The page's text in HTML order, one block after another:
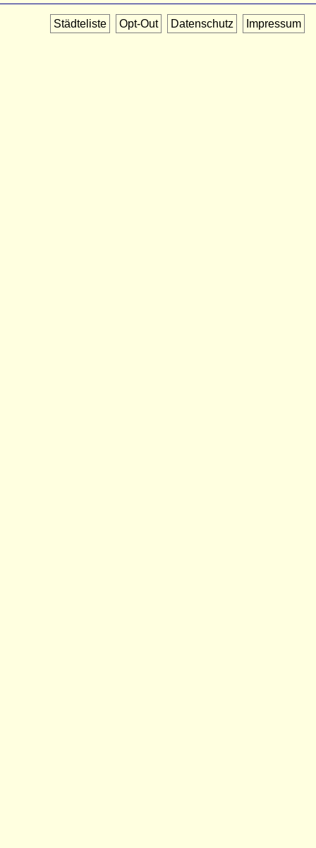
Städteliste Opt-Out Datenschutz Impressum